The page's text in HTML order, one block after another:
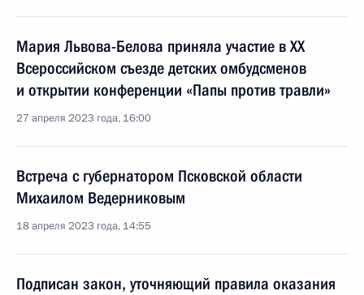
Мария Львова-Белова приняла участие в XX
Всероссийском съезде детских омбудсменов
и открытии конференции «Папы против травли»
27 апреля 2023 года, 16:00
Встреча с губернатором Псковской области
Михаилом Ведерниковым
18 апреля 2023 года, 14:55
Подписан закон, уточняющий правила оказания